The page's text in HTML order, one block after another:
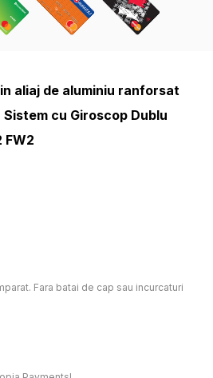
aliaj de aluminiu ranforsat
cu Giroscop Dublu
FW2
Fara batai de cap sau incurcaturi